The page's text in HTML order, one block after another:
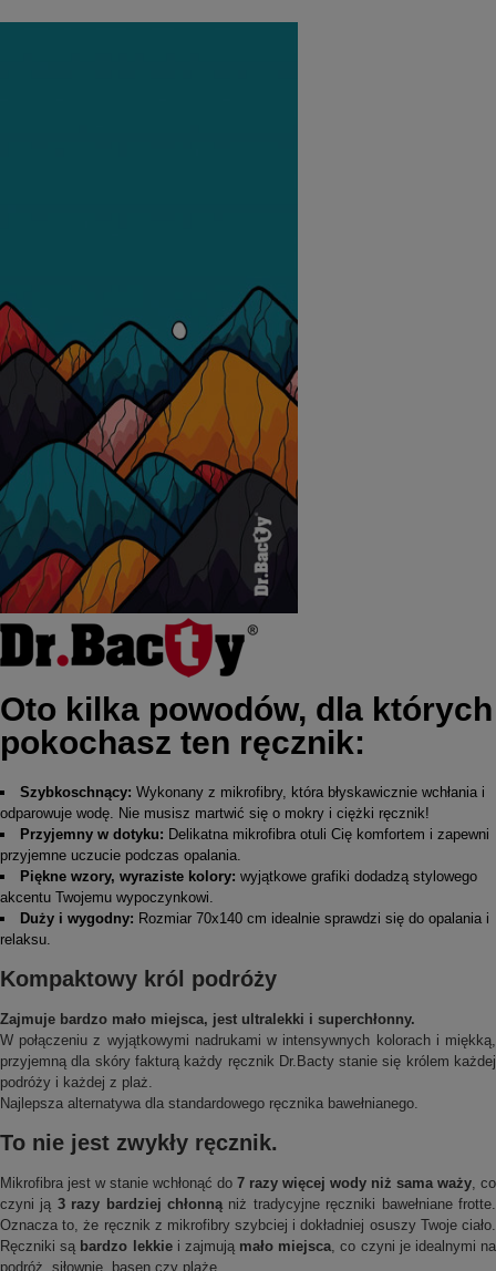
Oto kilka powodów, dla których
pokochasz ten ręcznik:
Szybkoschnący: Wykonany z mikrofibry, która błyskawicznie wchłania i
odparowuje wodę. Nie musisz martwić się o mokry i ciężki ręcznik!
Przyjemny w dotyku: Delikatna mikrofibra otuli Cię komfortem i zapewni
przyjemne uczucie podczas opalania.
Piękne wzory, wyraziste kolory: wyjątkowe grafiki dodadzą stylowego
akcentu Twojemu wypoczynkowi.
Duży i wygodny: Rozmiar 70x140 cm idealnie sprawdzi się do opalania i
relaksu.
Kompaktowy król podróży
Zajmuje bardzo mało miejsca, jest ultralekki i superchłonny.
W połączeniu z wyjątkowymi nadrukami w intensywnych kolorach i miękką,
przyjemną dla skóry fakturą każdy ręcznik Dr.Bacty stanie się królem każdej
podróży i każdej z plaż.
Najlepsza alternatywa dla standardowego ręcznika bawełnianego.
To nie jest zwykły ręcznik.
Mikrofibra jest w stanie wchłonąć do 7 razy więcej wody niż sama waży, co
czyni ją 3 razy bardziej chłonnąniż tradycyjne ręczniki bawełniane frotte.
Oznacza to, że ręcznik z mikrofibry szybciej i dokładniej osuszy Twoje ciało.
Ręczniki są bardzo lekkiei zajmują mało miejsca, co czyni je idealnymi na
podróż, siłownię, basen czy plażę.